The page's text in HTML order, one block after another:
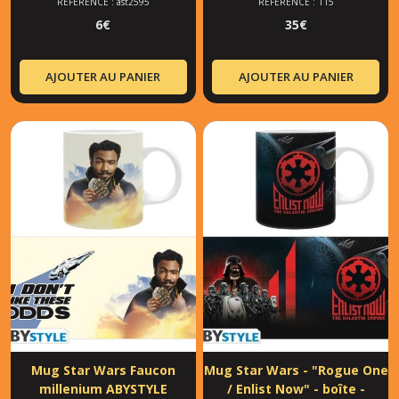
6€
AJOUTER AU PANIER
35€
AJOUTER AU PANIER
Mug Star Wars Faucon
millenium ABYSTYLE
Mug Star Wars - "Rogue One
/ Enlist Now" - boîte -